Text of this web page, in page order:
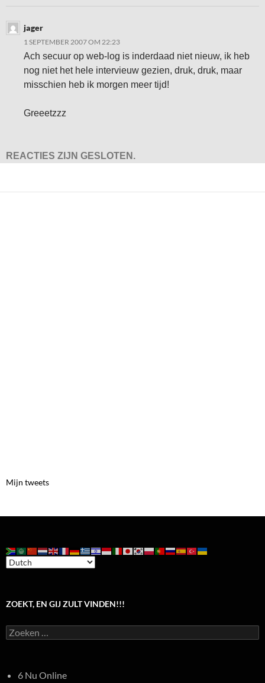
jager
1 SEPTEMBER 2007 OM 22:23
Ach secuur op web-log is inderdaad niet nieuw, ik heb
nog niet het hele intervieuw gezien, druk, druk, maar
misschien heb ik morgen meer tijd!
Greeetzzz
REACTIES ZIJN GESLOTEN.
Mijn tweets
ZOEKT, EN GIJ ZULT VINDEN!!!
Zoeken
naar:
6 Nu Online